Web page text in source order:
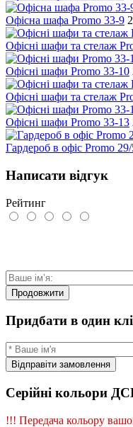
Офісна шафа Promo 33-9
Офісні шафи та стелаж
Офісні шафи Promo 33-10
Офісні шафи та стелаж
Офісні шафи Promo 33-13
Гардероб в офіс Promo
Написати відгук
Рейтинг
Продовжити
Придбати в один
Відправіти замовлення
Серійні кольори
!!! Передача кольору